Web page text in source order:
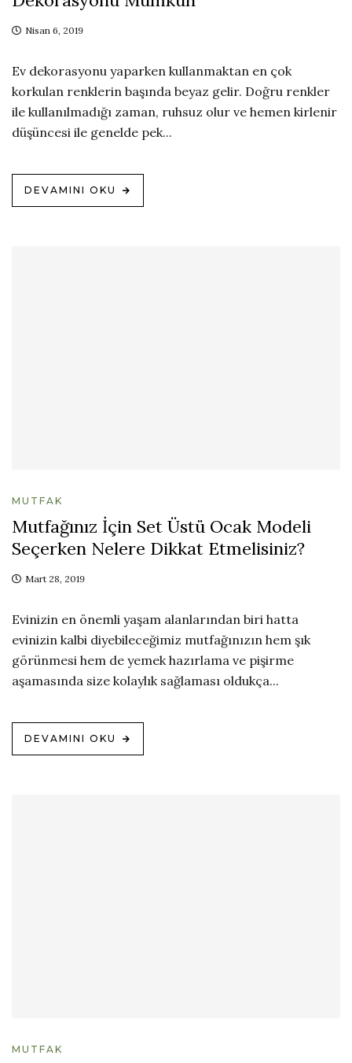
Nisan 6, 2019
Ev dekorasyonu yaparken kullanmaktan en çok
korkulan renklerin başında beyaz gelir. Doğru renkler
ile kullanılmadığı zaman, ruhsuz olur ve hemen kirlenir
düşüncesi ile genelde pek...
DEVAMINI OKU
MUTFAK
Mutfağınız İçin Set Üstü Ocak Modeli
Seçerken Nelere Dikkat Etmelisiniz?
Mart 28, 2019
Evinizin en önemli yaşam alanlarından biri hatta
evinizin kalbi diyebileceğimiz mutfağınızın hem şık
görünmesi hem de yemek hazırlama ve pişirme
aşamasında size kolaylık sağlaması oldukça...
DEVAMINI OKU
MUTFAK